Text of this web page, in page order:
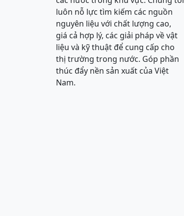
luôn nỗ lực tìm kiếm các nguồn
nguyên liệu với chất lượng cao,
giá cả hợp lý, các giải pháp về vật
liệu và kỹ thuật để cung cấp cho
thị trường trong nước. Góp phần
thúc đẩy nền sản xuất của Việt
Nam.